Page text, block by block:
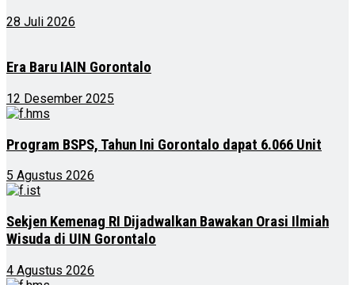
28 Juli 2026
Era Baru IAIN Gorontalo
12 Desember 2025
Program BSPS, Tahun Ini Gorontalo dapat 6.066 Unit
5 Agustus 2026
Sekjen Kemenag RI Dijadwalkan Bawakan Orasi Ilmiah
Wisuda di UIN Gorontalo
4 Agustus 2026